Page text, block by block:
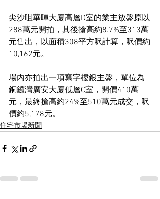
尖沙咀華暉大廈高層D室的業主放盤原以
288萬元開拍，其後搶高約8.7%至313萬
元售出，以面積308平方呎計算，呎價約
10,162元。
場內亦拍出一項寫字樓銀主盤，單位為
銅鑼灣廣安大廈低層C室，開價410萬
元，最終搶高約24%至510萬元成交，呎
價約5,178元。
住宅市場新聞